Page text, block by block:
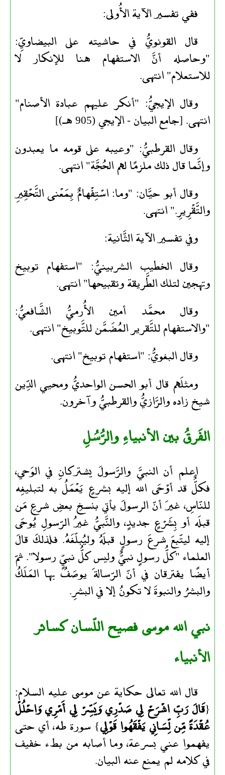
ففي تفسير الآية الأُولى:
قال القونويُّ في حاشيته على البيضاويِّ:
"وحاصله أنَّ الاستفهام هنا للإنكار لا
للاستعلام" انتهى.
وقال الإيجيُّ: "أنكر عليهم عبادة الأصنام"
انتهى. [جامع البيان - الإيجي (905 هـ)]
وقال القرطبيُّ: "وعيبه على قومه ما يعبدون
وإنَّما قال ذلك ملزمًا لهم الحُجَّة" انتهى.
وقال أبو حيَّان: "وما: اسْتِفْهامٌ بِمَعْنى التَّحْقِيرِ
والتَّقْرِيرِ." انتهى.
وفي تفسير الآية الثَّانية:
وقال الخطيب الشربينيُّ: "استفهام توبيخ
وتهجين لتلك الطَّريقة وتقبيحها" انتهى.
وقال محمَّد أمين الأُرميُّ الشَّافعيُّ:
"والاستفهام للتَّقرير المُضَمَّن للتَّوبيخ" انتهى.
وقال البغويُّ: "استفهام توبيخ" انتهى.
ومثلَهم قال أبو الحسن الواحديُّ ومحيي الدِّين
شيخ زاده والرَّازيُّ والقرطبيُّ وآخرون.
الفَرقُ بين الأنبياءِ والرُّسُلِ
اعلم أن النبيَّ والرَّسولَ يشتركانِ في الوَحي،
فكلٌّ قد أوْحَى الله إليه بشرعٍ يَعْمَلُ به لتبليغِه
للنّاسِ، غيرَ أنّ الرسولَ يأتي بنسخِ بعضِ شرعِ مَن
قبلَه أو بِشَرْعٍ جديدٍ، والنَّبيُّ غيرُ الرّسولِ يُوحَى
إليه ليتّبعَ شرعَ رسولٍ قبلَهُ وليُبلّغَهُ. فلذلكَ قالَ
العلماء "كلُّ رسولٍ نبيٌّ وليس كلُّ نبيٍّ رسولا". ثمّ
أيضًا يفترقان في أنّ الرّسالةَ يوصَفُ بها المَلَكُ
والبشرُ والنبوةَ لا تكونُ إلا في البشرِ.
نبي الله موسى فصيح اللّسان كسائر
الأنبياء
قال الله تعالى حكاية عن موسى عليه السلام:
{قَالَ رَبِّ اشْرَحْ لِي صَدْرِي وَيَسِّرْ لِي أَمْرِي وَاحْلُلْ
عُقْدَةً مِّن لِّسَانِي يَفْقَهُوا قَوْلِي} سورة طه، أي حتى
يفهموا عني بسرعة، وما أصابه من بطء خفيف
في كلامه لم يمنع عنه البيان.